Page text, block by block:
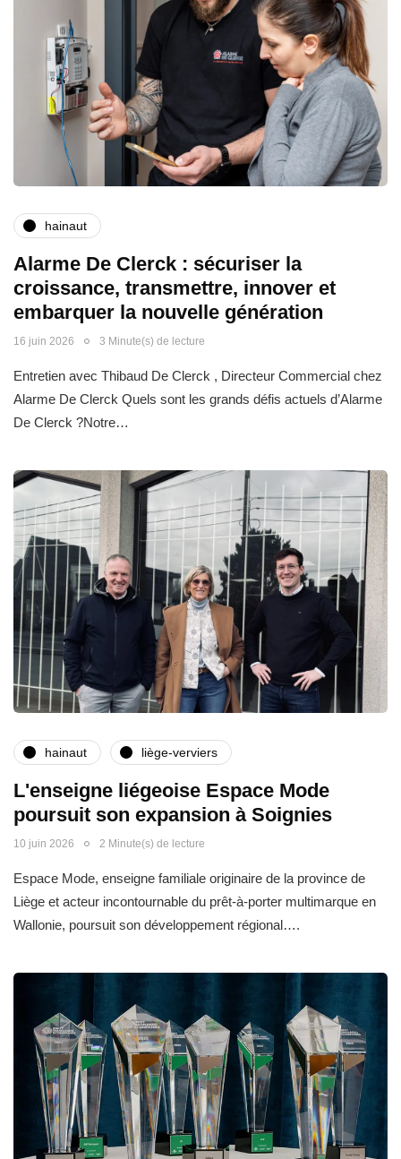
hainaut
Alarme De Clerck : sécuriser la
croissance, transmettre, innover et
embarquer la nouvelle génération
16 juin 2026 3 Minute(s) de lecture
Entretien avec Thibaud De Clerck , Directeur Commercial chez
Alarme De Clerck Quels sont les grands défis actuels d’Alarme
De Clerck ?Notre…
hainaut liège-verviers
L'enseigne liégeoise Espace Mode
poursuit son expansion à Soignies
10 juin 2026 2 Minute(s) de lecture
Espace Mode, enseigne familiale originaire de la province de
Liège et acteur incontournable du prêt-à-porter multimarque en
Wallonie, poursuit son développement régional….